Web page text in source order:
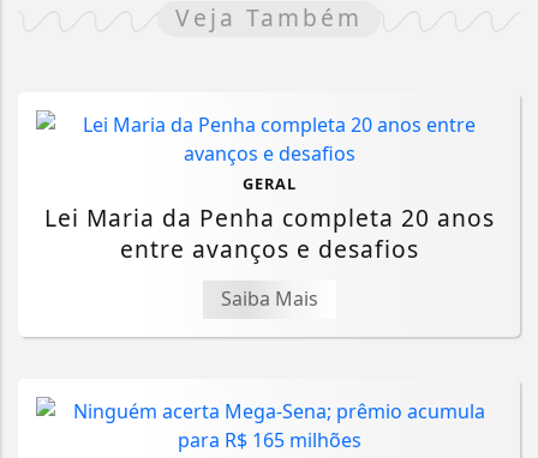
Veja Também
GERAL
Lei Maria da Penha completa 20 anos
entre avanços e desafios
Saiba Mais